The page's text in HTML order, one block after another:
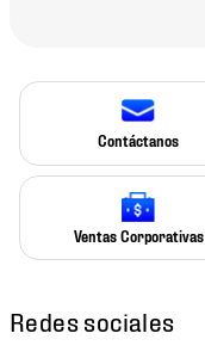
Contáctanos
Ventas Corporativas
Redes sociales